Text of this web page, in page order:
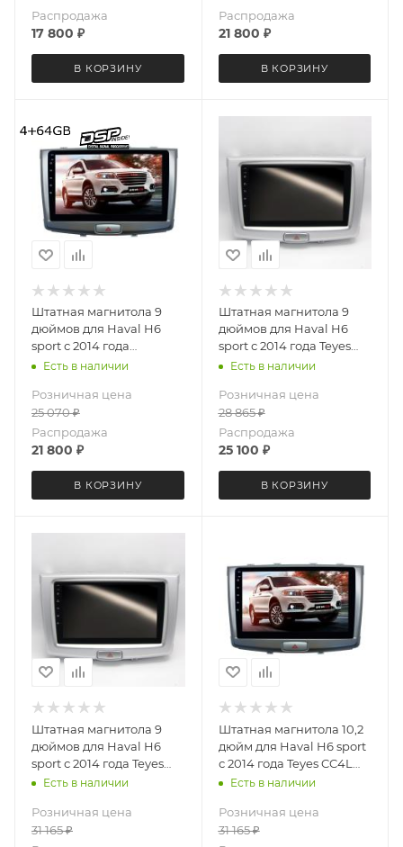
Распродажа
17 800 ₽
В КОРЗИНУ
Распродажа
21 800 ₽
В КОРЗИНУ
Штатная магнитола 9
дюймов для Haval H6
sport с 2014 года
MEKEDE X20-PRO 2753-
13 4+64 Gb 8 ядер
Есть в наличии
Розничная цена
25 070₽
Распродажа
21 800 ₽
В КОРЗИНУ
Штатная магнитола 9
дюймов для Haval H6
sport с 2014 года Teyes
CC4L 5688-6877 Android
Есть в наличии
Розничная цена
28 865₽
Распродажа
25 100 ₽
В КОРЗИНУ
Штатная магнитола 9
дюймов для Haval H6
sport с 2014 года Teyes
CC4L DTS 5688-6879
Есть в наличии
Розничная цена
31 165₽
Штатная магнитола 10,2
дюйм для Haval H6 sport
с 2014 года Teyes CC4L
DTS Audio 2753-6878
Есть в наличии
Розничная цена
31 165₽